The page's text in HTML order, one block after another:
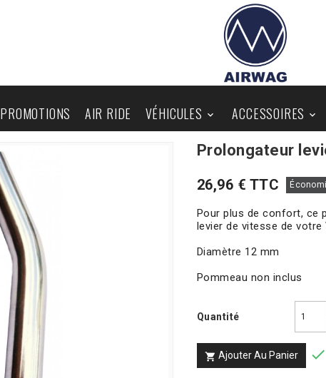
PROMOTIONS AIR RIDE 
VÉHICULES 
ACCESSOIRES
PIÈCES AU DÉTAIL BLOG
Prolongateur
26,96 € TTC
Pour plus de confort, ce
levier de vitesse de votre
Diamètre 12 mm
Pommeau non inclus
Quantité
 Ajouter Au Panier 